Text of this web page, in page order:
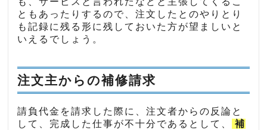
ともあったりするので、注文したとのやりとり
も記録に残る形に残しておいた方が望ましいと
いえるでしょう。
注文主からの補修請求
請負代金を請求した際に、注文者からの反論と
して、完成した仕事が不十分であるとして、
補